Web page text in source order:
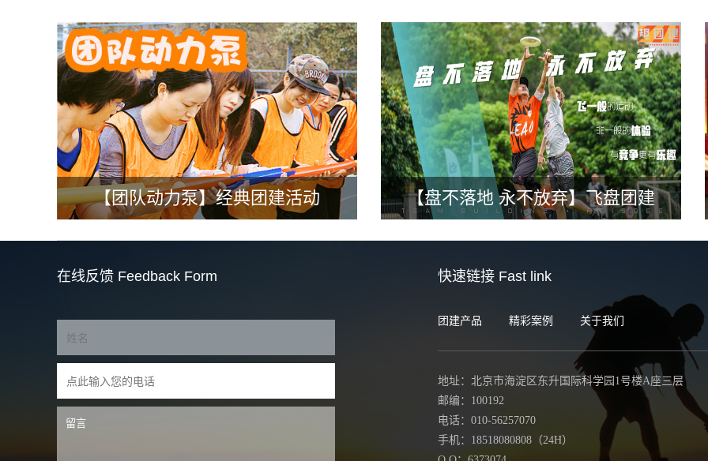
【团队动力泵】经典团建活动 【盘不落地 永不放弃】飞盘团建
在线反馈 Feedback Form 快速链接 Fast link
团建产品 精彩案例 关于我们
地址：北京市海淀区东升国际科学园1号楼A座三层
邮编：100192
电话：010-56257070
手机：18518080808（24H）